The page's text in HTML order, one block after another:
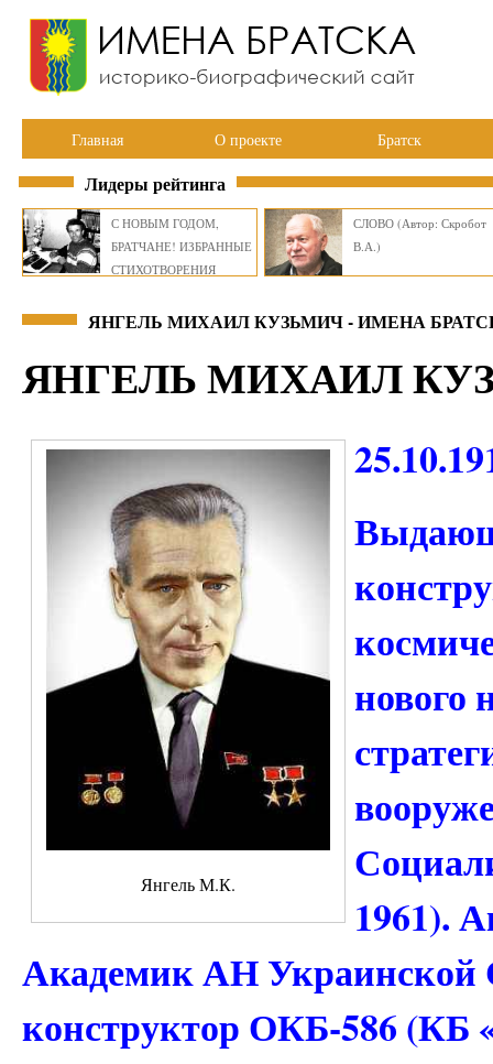
Главная О проекте Братск
Лидеры рейтинга
С НОВЫМ ГОДОМ,
БРАТЧАНЕ! ИЗБРАННЫЕ
СТИХОТВОРЕНИЯ
СЛОВО (Автор: Скробот
В.А.)
ЯНГЕЛЬ МИХАИЛ КУЗЬМИЧ - ИМЕНА
ЯНГЕЛЬ МИХАИЛ
Янгель М.К.
нового
1961).
Академик АН Украинской
конструктор ОКБ-586 (КБ